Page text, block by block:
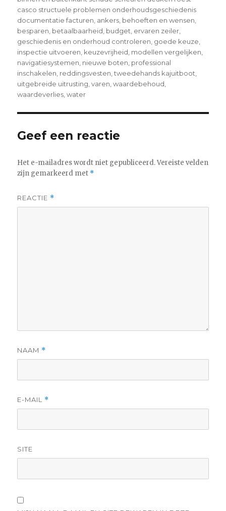
casco structuele problemen onderhoudsgeschiedenis
documentatie facturen ankers behoeften en wensen
besparen betaalbaarheid budget ervaren zeiler
geschiedenis en onderhoud controleren goede keuze
inspectie uitvoeren keuzevrijheid modellen vergelijken
navigatiesystemen nieuwe boten professional
inschakelen reddingsvesten ,tweedehands kajuitboot
uitgebreide uitrusting ,varen ,waardebehoud
waardeverlies ,water
Geef een reactie
Het e-mailadres wordt niet gepubliceerd. Vereiste velden
zijn gemarkeerd met *
REACTIE *
NAAM *
E-MAIL *
SITE